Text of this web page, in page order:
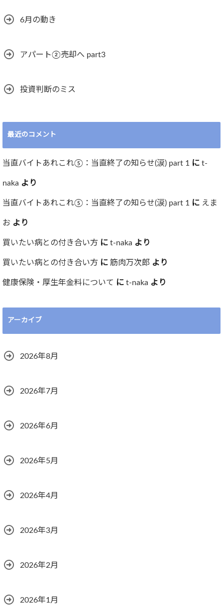
6月の動き
アパート②売却へ part3
投資判断のミス
最近のコメント
当直バイトあれこれ⑤：当直終了の知らせ(涙) part 1 に t-
naka より
当直バイトあれこれ⑤：当直終了の知らせ(涙) part 1 に えま
お より
買いたい病との付き合い方 に t-naka より
買いたい病との付き合い方 に 筋肉万次郎 より
健康保険・厚生年金料について に t-naka より
アーカイブ
2026年8月
2026年7月
2026年6月
2026年5月
2026年4月
2026年3月
2026年2月
2026年1月